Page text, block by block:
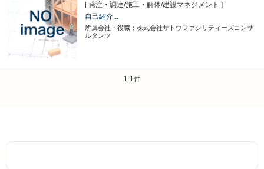
[ 発注・調達/施工・解体/建設マネジメント ]
自己紹介...
所属会社・役職：株式会社サトウファシリティーズコンサ
ルタンツ
1-1件